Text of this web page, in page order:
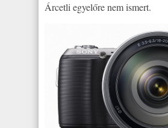
Árcetli egyelőre nem ismert.